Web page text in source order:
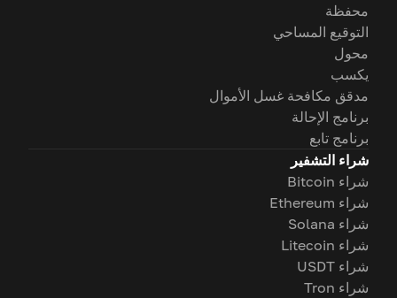
محفظة
التوقيع المساحي
محول
يكسب
مدقق مكافحة غسل الأموال
برنامج الإحالة
برنامج تابع
شراء التشفير
شراء Bitcoin
شراء Ethereum
شراء Solana
شراء Litecoin
شراء USDT
شراء Tron